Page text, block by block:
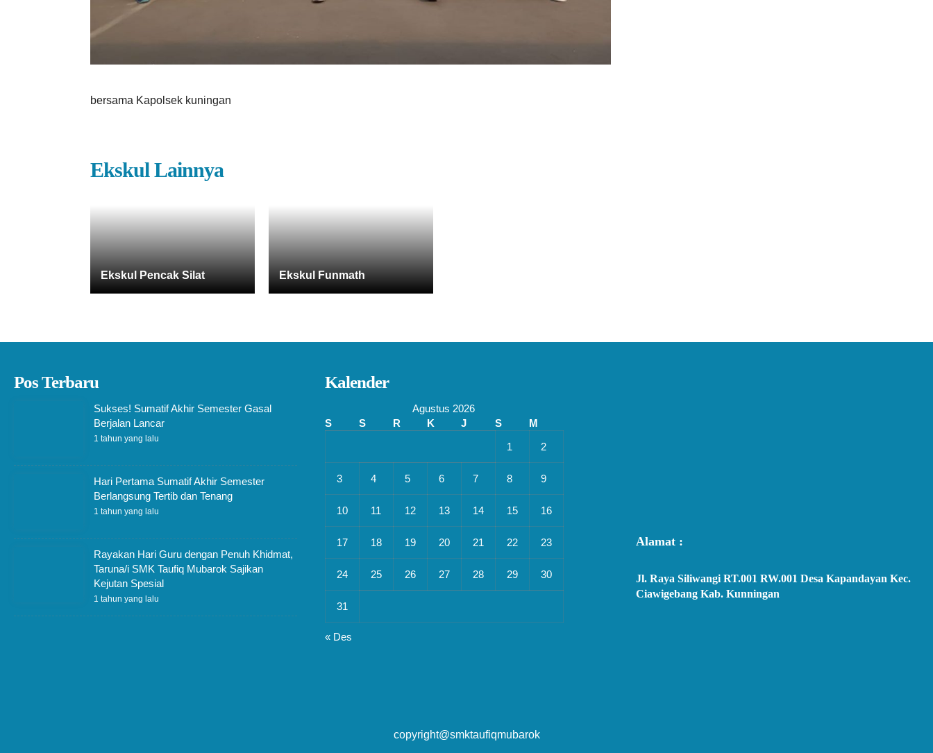
bersama Kapolsek kuningan
Ekskul Lainnya
Ekskul Pencak Silat Ekskul Funmath
Pos Terbaru
Sukses! Sumatif Akhir Semester Gasal
Berjalan Lancar
1 tahun yang lalu
Hari Pertama Sumatif Akhir Semester
Berlangsung Tertib dan Tenang
1 tahun yang lalu
Rayakan Hari Guru dengan Penuh Khidmat,
Taruna/i SMK Taufiq Mubarok Sajikan
Kejutan Spesial
1 tahun yang lalu
Kalender
Agustus 2026
S
S R K J S
M
1
2
3 4 5 6 7 8 9
10 11 12 13 14 15 16
17 18 19 20 21 22 23
24 25 26 27 28 29 30
31
« Des
Alamat :
Jl. Raya Siliwangi RT.001 RW.001 Desa Kapandayan Kec.
Ciawigebang Kab. Kunningan
copyright@smktaufiqmubarok